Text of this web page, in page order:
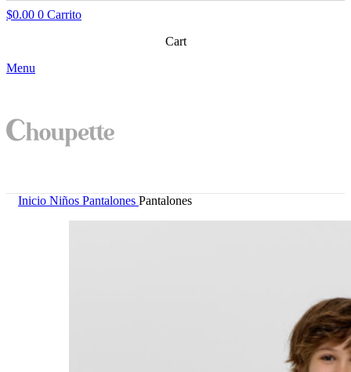
$0.00 0 Carrito
Cart
Menu
Inicio Niños Pantalones Pantalones